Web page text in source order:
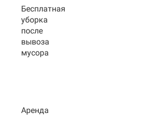
Бесплатная
уборка
после
вывоза
мусора
Аренда